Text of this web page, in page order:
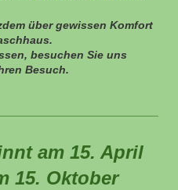
über gewissen Komfort
besuchen Sie uns
Besuch.
am 15. April
15. Oktober